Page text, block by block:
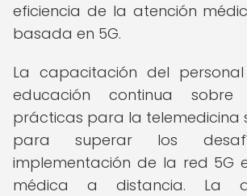
eficiencia de la atención
basada en 5G.
La capacitación del
educación continua sobre
prácticas para la telemedicina
para superar los
implementación de la red 5G
médica a distancia. La